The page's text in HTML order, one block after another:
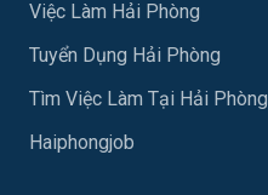
Y tế
May mặc
Việc làm An Phong
Việc làm Hải Dương
Việc Làm Hải Phòng
Tuyển Dụng Hải Phòng
Tìm Việc Làm Tại Hải Phòng
Haiphongjob